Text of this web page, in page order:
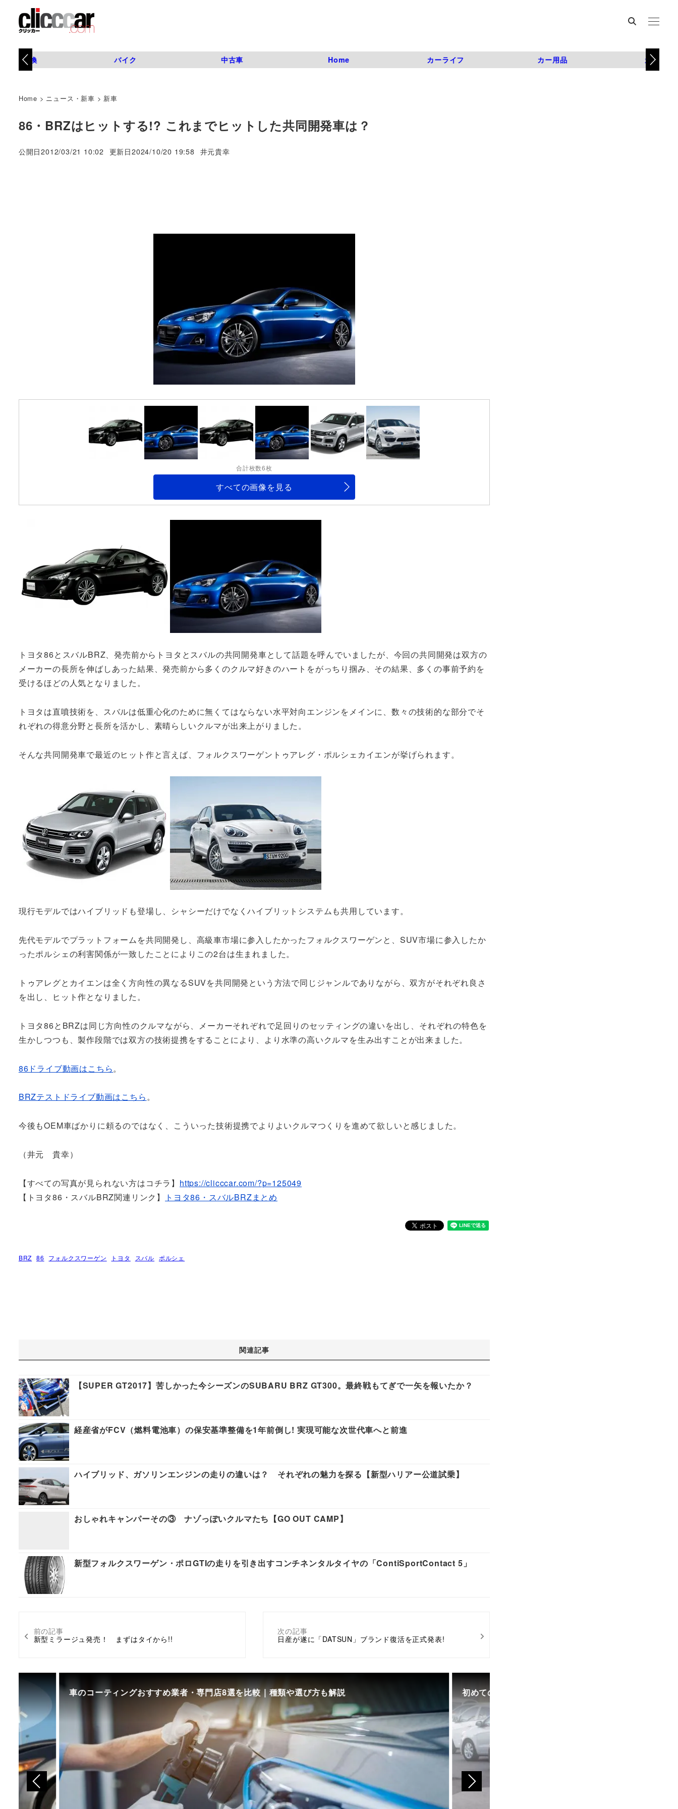
タイヤ交換 バイク 中古車 Home カーライフ カー用品 カスタム
Home > ニュース・新車 > 新車
86・BRZはヒットする!? これまでヒットした共同開発車は？
公開日2012/03/21 10:02 更新日2024/10/20 19:58 著
井元貴幸
合計枚数6枚
すべての画像を見る
トヨタ86とスバルBRZ、発売前からトヨタとスバルの共同開発車として話題を呼んでいましたが、今回の共同開発は双方の
メーカーの長所を伸ばしあった結果、発売前から多くのクルマ好きのハートをがっちり掴み、その結果、多くの事前予約を
受けるほどの人気となりました。
トヨタは直噴技術を、スバルは低重心化のために無くてはならない水平対向エンジンをメインに、数々の技術的な部分でそ
れぞれの得意分野と長所を活かし、素晴らしいクルマが出来上がりました。
そんな共同開発車で最近のヒット作と言えば、フォルクスワーゲントゥアレグ・ポルシェカイエンが挙げられます。
現行モデルではハイブリッドも登場し、シャシーだけでなくハイブリットシステムも共用しています。
先代モデルでプラットフォームを共同開発し、高級車市場に参入したかったフォルクスワーゲンと、SUV市場に参入したか
ったポルシェの利害関係が一致したことによりこの2台は生まれました。
トゥアレグとカイエンは全く方向性の異なるSUVを共同開発という方法で同じジャンルでありながら、双方がそれぞれ良さ
を出し、ヒット作となりました。
トヨタ86とBRZは同じ方向性のクルマながら、メーカーそれぞれで足回りのセッティングの違いを出し、それぞれの特色を
生かしつつも、製作段階では双方の技術提携をすることにより、より水準の高いクルマを生み出すことが出来ました。
86ドライブ動画はこちら。
BRZテストドライブ動画はこちら。
今後もOEM車ばかりに頼るのではなく、こういった技術提携でよりよいクルマつくりを進めて欲しいと感じました。
（井元 貴幸）
【すべての写真が見られない方はコチラ】 https://clicccar.com/?p=125049
【トヨタ86・スバルBRZ関連リンク】
トヨタ86・スバルBRZまとめ
BRZ 86 フォルクスワーゲン トヨタ スバル ポルシェ
前の記事
新型ミラージュ発売！ まずはタイから!!
次の記事
日産が遂に「DATSUN」ブランド復活を正式発表!
関連記事
【SUPER GT2017】苦しかった今シーズンのSUBARU BRZ GT300。最終戦もてぎで一矢を報いたか？
経産省がFCV（燃料電池車）の保安基準整備を1年前倒し! 実現可能な次世代車へと前進
ハイブリッド、ガソリンエンジンの走りの違いは？ それぞれの魅力を探る【新型ハリアー公道試乗】
おしゃれキャンパーその③ ナゾっぽいクルマたち【GO OUT CAMP】
新型フォルクスワーゲン・ポロGTIの走りを引き出すコンチネンタルタイヤの「ContiSportContact 5」
車のコーティングおすすめ業者・専門店8選を比較｜種類や選び方も解説 初めての中古車選び、購入時の流れや必要な書類などに